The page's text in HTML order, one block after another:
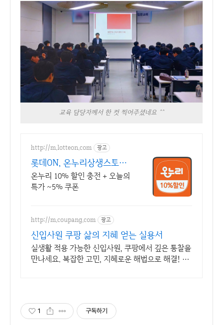
교육 담당자께서 한 컷 찍어주셨네요 ^^
http://m.lotteon.com 광고
롯데ON, 온누리상생스토어
강력 추천 상품 보러가기
온누리 10% 할인 충전 + 오늘의
특가 ~5% 쿠폰
http://m.coupang.com 광고
신입사원 쿠팡 삶의 지혜 얻는 실용서
실생활 적용 가능한 신입사원, 쿠팡에서 깊은 통찰을
만나세요. 복잡한 고민, 지혜로운 해법으로 해결! 자
1 구독하기